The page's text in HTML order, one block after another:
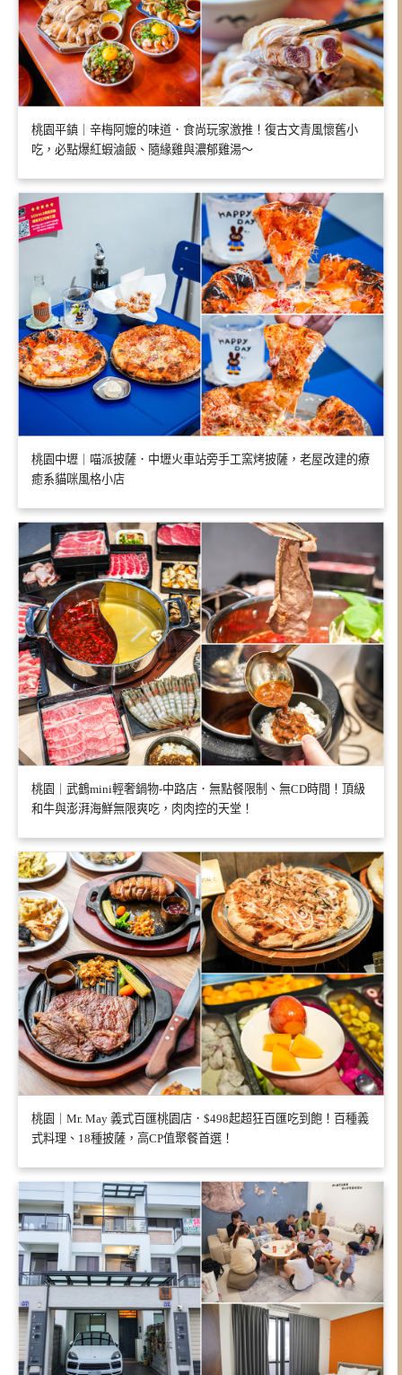
桃園平鎮｜辛梅阿嬤的味道．食尚玩家激推！復古文青風懷舊小
吃，必點爆紅蝦滷飯、隨緣雞與濃郁雞湯～
桃園中壢｜喵派披薩．中壢火車站旁手工窯烤披薩，老屋改建的療
癒系貓咪風格小店
桃園｜武鶴mini輕奢鍋物-中路店．無點餐限制、無CD時間！頂級
和牛與澎湃海鮮無限爽吃，肉肉控的天堂！
桃園｜Mr. May 義式百匯桃園店．$498起超狂百匯吃到飽！百種義
式料理、18種披薩，高CP值聚餐首選！